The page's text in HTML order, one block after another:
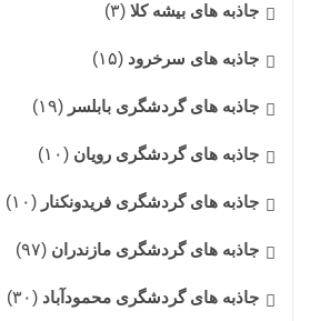
جاذبه های بیشه کلا (۳)
جاذبه های سرخرود (۱۵)
جاذبه های گردشگری بابلسر (۱۹)
جاذبه های گردشگری رویان (۱۰)
جاذبه های گردشگری فریدونکنار (۱۰)
جاذبه های گردشگری مازندران (۹۷)
جاذبه های گردشگری محمودآباد (۳۰)